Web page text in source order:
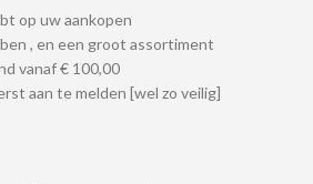
op uw aankopen
, en een groot assortiment
vanaf € 100,00
aan te melden [wel zo veilig]